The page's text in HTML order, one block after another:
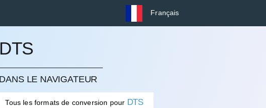
Français
LE NAVIGATEUR
Tous les formats de conversion pour DTS